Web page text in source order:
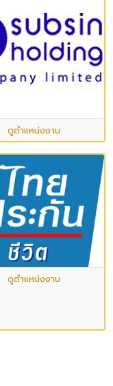
ดูตำแหน่งงาน
ดูตำแหน่งงาน